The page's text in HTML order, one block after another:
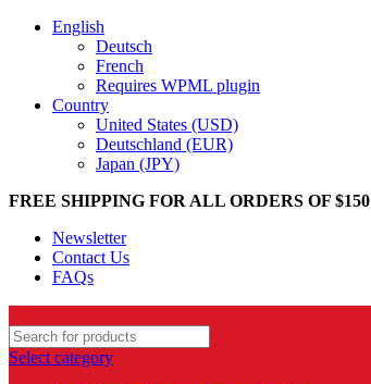
English
Deutsch
French
Requires WPML plugin
Country
United States (USD)
Deutschland (EUR)
Japan (JPY)
FREE SHIPPING FOR ALL ORDERS OF $150
Newsletter
Contact Us
FAQs
Select category